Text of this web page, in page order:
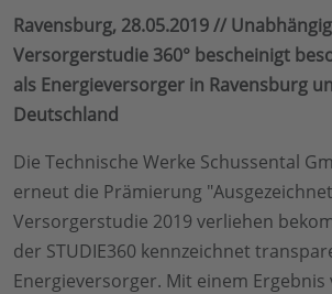
Ravensburg, 28.05.2019 //
Versorgerstudie 360° bescheinigt
als Energieversorger in Ravensburg
Deutschland
Die Technische Werke Schussental
erneut die Prämierung
Versorgerstudie 2019 verliehen
der STUDIE360 kennzeichnet
Energieversorger. Mit einem Ergebnis